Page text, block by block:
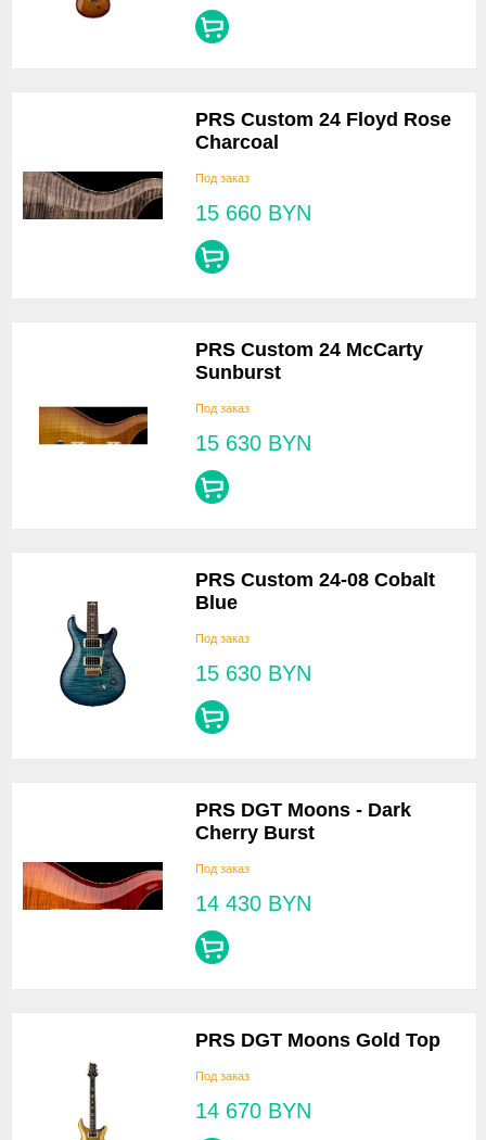
PRS Custom 24 Floyd Rose
Charcoal
Под заказ
15 660 BYN
PRS Custom 24 McCarty
Sunburst
Под заказ
15 630 BYN
PRS Custom 24-08 Cobalt
Blue
Под заказ
15 630 BYN
PRS DGT Moons - Dark
Cherry Burst
Под заказ
14 430 BYN
PRS DGT Moons Gold Top
Под заказ
14 670 BYN